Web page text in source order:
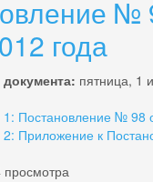
№
года
пятница, 1
Постановление № 98
Приложение к
просмотра